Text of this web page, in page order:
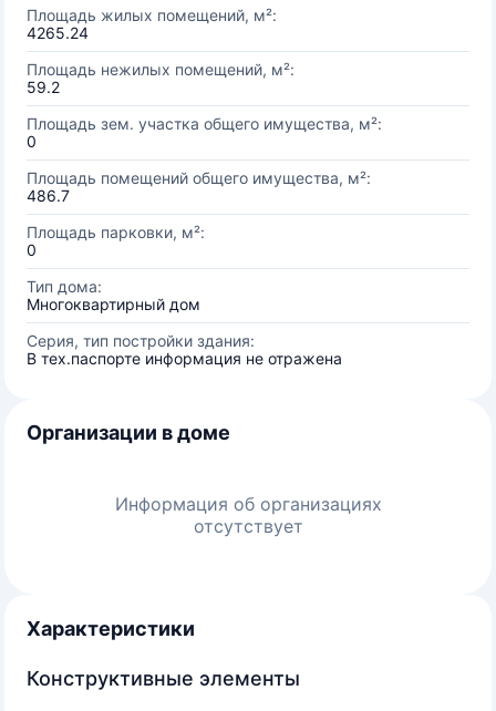
Площадь жилых помещений, м²:
4265.24
Площадь нежилых помещений, м²:
59.2
Площадь зем. участка общего имущества, м²:
0
Площадь помещений общего имущества, м²:
486.7
Площадь парковки, м²:
0
Тип дома:
Многоквартирный дом
Серия, тип постройки здания:
В тех.паспорте информация не отражена
Организации в доме
Информация об организациях
отсутствует
Характеристики
Конструктивные элементы